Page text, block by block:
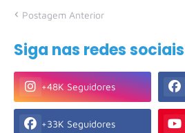
Postagem Anterior
Siga nas redes sociais
+48K Seguidores
+33K Seguidores